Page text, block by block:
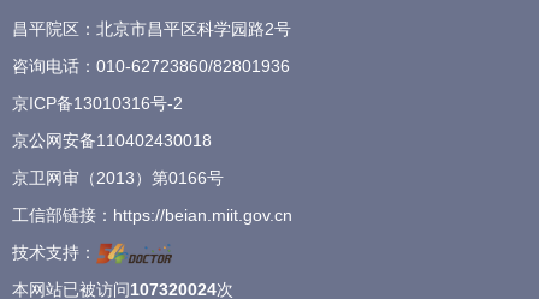
昌平院区：北京市昌平区科学园路2号
咨询电话： 010-62723860/82801936
京ICP备13010316号-2
京公网安备110402430018
京卫网审（2013）第0166号
工信部链接： https://beian.miit.gov.cn
技术支持：
本网站已被访问107320024次